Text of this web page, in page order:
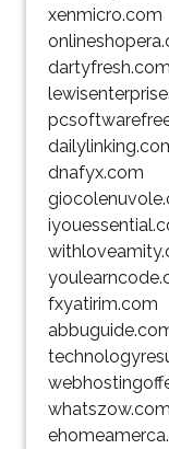
xenmicro.com
dartyfresh.com
dnafyx.com
fxyatirim.com
whatszow.com